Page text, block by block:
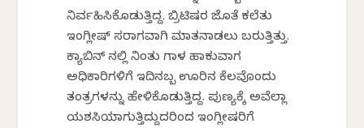
ನಿರ್ವಹಿಸಿಕೊಡುತ್ತಿದ್ದ. ಬ್ರಿಟಿಷರ ಜೊತೆ ಕಲೆತು
ಇಂಗ್ಲೀಷ್ ಸರಾಗವಾಗಿ ಮಾತನಾಡಲು ಬರುತ್ತಿತ್ತು.
ಕ್ಯಾಬಿನ್ ನಲ್ಲಿ ನಿಂತು ಗಾಳ ಹಾಕುವಾಗ
ಅಧಿಕಾರಿಗಳಿಗೆ ಇದಿನಬ್ಬ ಊರಿನ ಕೆಲವೊಂದು
ತಂತ್ರಗಳನ್ನು ಹೇಳಿಕೊಡುತ್ತಿದ್ದ. ಪುಣ್ಯಕ್ಕೆ ಅವೆಲ್ಲಾ
ಯಶಸ್ವಿಯಾಗುತ್ತಿದ್ದುದರಿಂದ ಇಂಗ್ಲೀಷರಿಗೆ